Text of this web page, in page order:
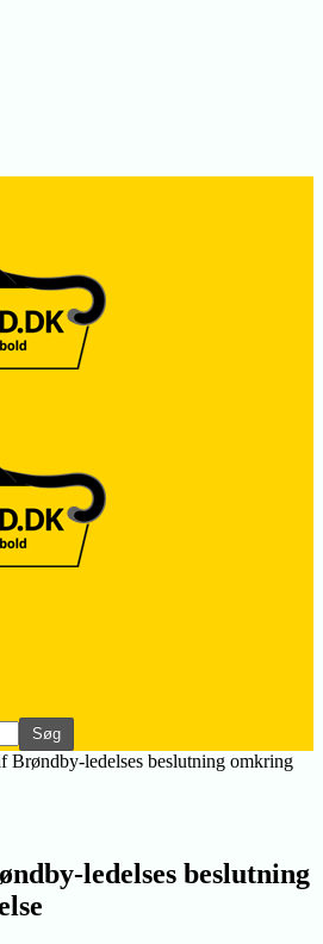
Brøndby-ledelses beslutning omkring
ledelses beslutning